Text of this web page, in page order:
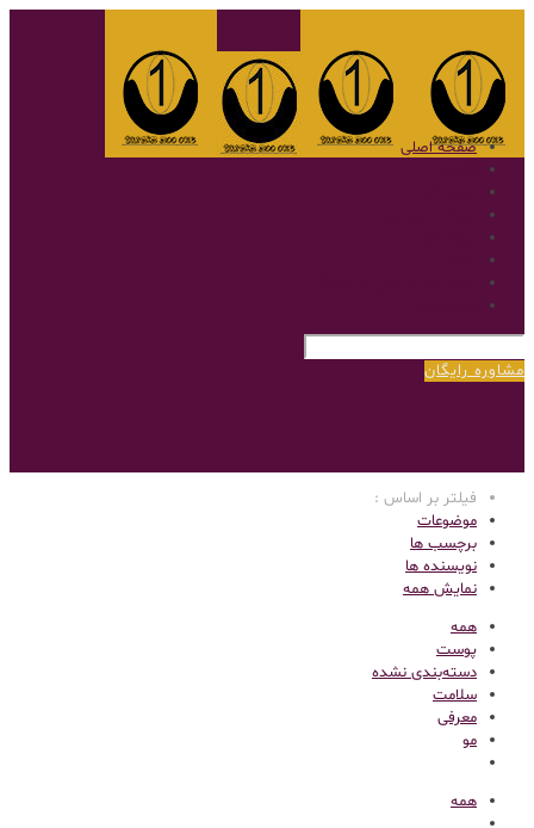
صفحه اصلی
مشاوره رایگان
فیلتر بر اساس :
موضوعات
برچسب ها
نویسنده ها
نمایش همه
همه
پوست
دسته‌بندی نشده
سلامت
معرفی
مو
همه